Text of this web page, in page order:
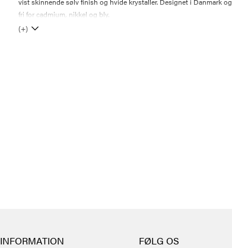
fri for cadmium, nikkel og bly.
(+)
INFORMATION FØLG OS